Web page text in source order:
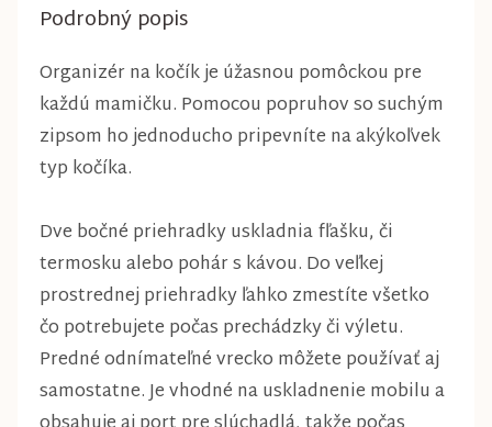
Podrobný popis
Organizér na kočík je úžasnou pomôckou pre
každú mamičku. Pomocou popruhov so suchým
zipsom ho jednoducho pripevníte na akýkoľvek
typ kočíka.
Dve bočné priehradky uskladnia fľašku, či
termosku alebo pohár s kávou. Do veľkej
prostrednej priehradky ľahko zmestíte všetko
čo potrebujete počas prechádzky či výletu.
Predné odnímateľné vrecko môžete používať aj
samostatne. Je vhodné na uskladnenie mobilu a